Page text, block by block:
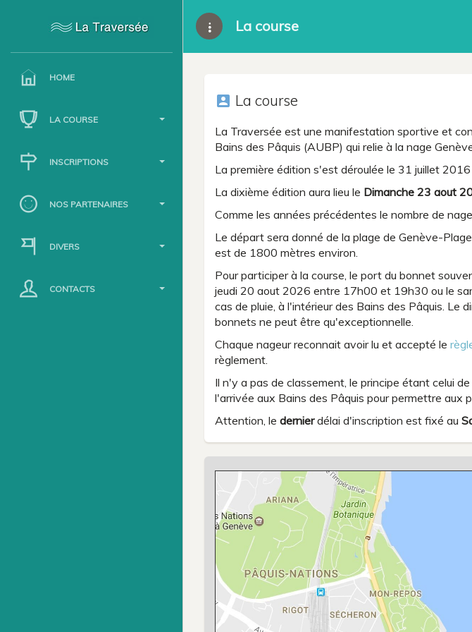
HOME
LA COURSE
INSCRIPTIONS
NOS PARTENAIRES
DIVERS
CONTACTS
La course
account_box La course
La Traversée est une manifestation sportive et
Bains des Pâquis (AUBP) qui relie à la nage
La première édition s'est déroulée le 31 juillet
La dixième édition aura lieu le Dimanche 23 aout
Comme les années précédentes le nombre de
Le départ sera donné de la plage de Genève-
est de 1800 mètres environ.
Pour participer à la course, le port du bonnet
jeudi 20 aout 2026 entre 17h00 et 19h30 ou le
cas de pluie, à l'intérieur des Bains des Pâquis. Le
bonnets ne peut être qu'exceptionnelle.
Chaque nageur reconnait avoir lu et accepté le
règlement.
Il n'y a pas de classement, le principe étant celui
l'arrivée aux Bains des Pâquis pour permettre aux
Attention, le dernierdélai d'inscription est fixé au